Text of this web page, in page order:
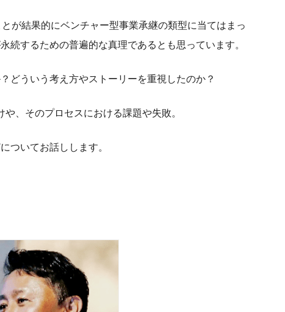
が結果的にベンチャー型事業承継の類型に当てはまっ
続するための普遍的な真理であるとも思っています。
どういう考え方やストーリーを重視したのか？
、そのプロセスにおける課題や失敗。
ついてお話しします。